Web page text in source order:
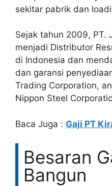
sekitar pabrik dan
Sejak tahun 2009, PT.
menjadi Distributor
di Indonesia dan
dan garansi
Trading Corporation,
Nippon Steel
Baca Juga : Gaji PT
Besaran
Bangun